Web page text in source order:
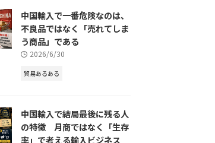
中国輸入で一番危険なのは、
不良品ではなく「売れてしま
う商品」である
2026/6/30
貿易あるある
中国輸入で結局最後に残る人
の特徴 月商ではなく「生存
率」で考える輸入ビジネス